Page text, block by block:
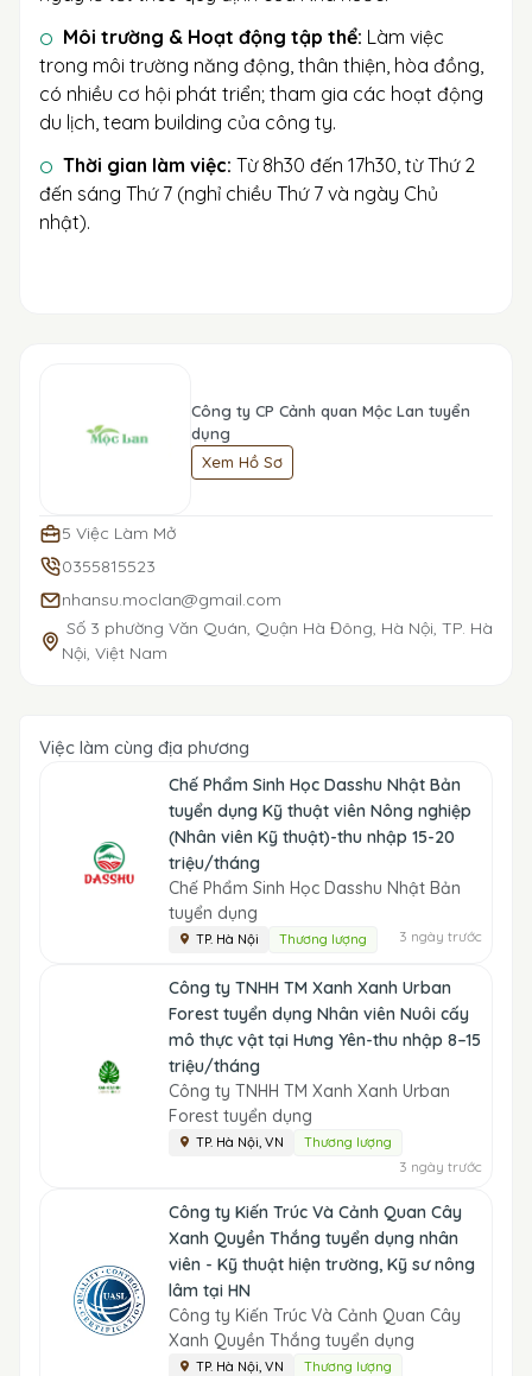
Môi trường & Hoạt động tập thể: Làm việc
trong môi trường năng động, thân thiện, hòa đồng,
có nhiều cơ hội phát triển; tham gia các hoạt động
du lịch, team building của công ty.
Thời gian làm việc: Từ 8h30 đến 17h30, từ Thứ 2
đến sáng Thứ 7 (nghỉ chiều Thứ 7 và ngày Chủ
nhật).
Công ty CP Cảnh quan Mộc Lan tuyển
dụng
Xem Hồ Sơ
5 Việc Làm Mở
0355815523
nhansu.moclan@gmail.com
Số 3 phường Văn Quán, Quận Hà Đông, Hà Nội, TP. Hà
Nội, Việt Nam
Việc làm cùng địa phương
Chế Phẩm Sinh Học Dasshu Nhật Bản
tuyển dụng Kỹ thuật viên Nông nghiệp
(Nhân viên Kỹ thuật)-thu nhập 15-20
triệu/tháng
Chế Phẩm Sinh Học Dasshu Nhật Bản
tuyển dụng
TP. Hà Nội Thương lượng 3 ngày trước
Công ty TNHH TM Xanh Xanh Urban
Forest tuyển dụng Nhân viên Nuôi cấy
mô thực vật tại Hưng Yên-thu nhập 8–15
triệu/tháng
Công ty TNHH TM Xanh Xanh Urban
Forest tuyển dụng
TP. Hà Nội, VN Thương lượng
3 ngày trước
Công ty Kiến Trúc Và Cảnh Quan Cây
Xanh Quyền Thắng tuyển dụng nhân
viên - Kỹ thuật hiện trường, Kỹ sư nông
lâm tại HN
Công ty Kiến Trúc Và Cảnh Quan Cây
Xanh Quyền Thắng tuyển dụng
TP. Hà Nội, VN Thương lượng